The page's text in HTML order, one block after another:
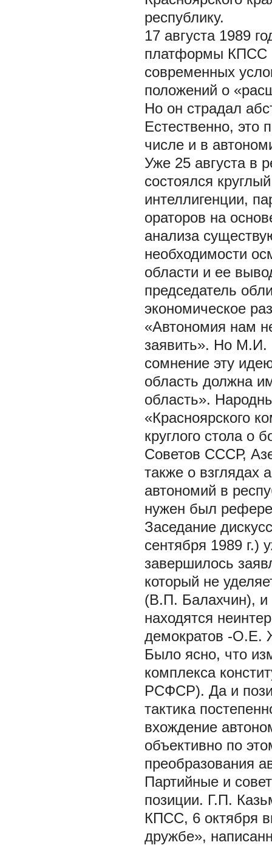
республику.
17 августа 1989
платформы КПСС
современных
положений о
Но он страдал
Естественно, это
числе и в
Уже 25 августа в
состоялся
интеллигенции,
ораторов на
анализа
необходимости
области и ее
председатель
экономическое
«Автономия нам
заявить». Но М.И.
сомнение эту
область должна
область».
«Красноярского
круглого стола о
Советов СССР,
также о взглядах
автономий в
нужен был
Заседание
сентября 1989 г.)
завершилось
который не
(В.П. Балахчин), и
находятся
демократов -О.Е.
Было ясно, что
комплекса
РСФСР). Да и
тактика
вхождение
объективно по
преобразования
Партийные и
позиции. Г.П.
КПСС, 6 октября
дружбе»,